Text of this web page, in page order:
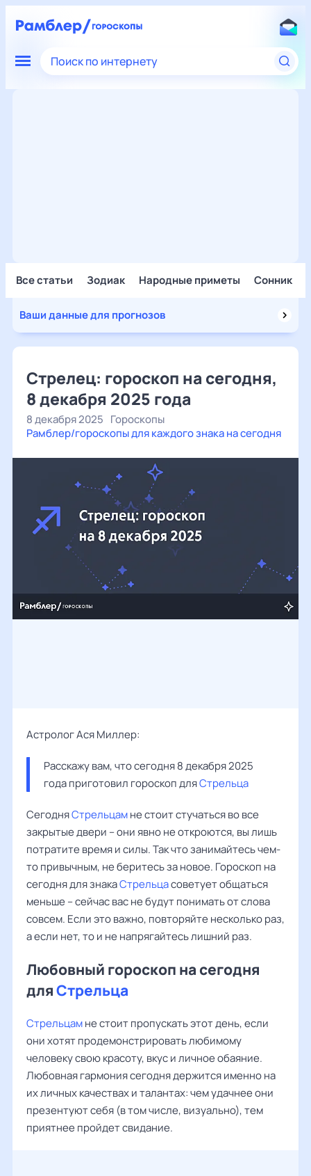
Поиск по интернету
Все статьи Зодиак Народные приметы Сонник
Ваши данные для прогнозов
Стрелец: гороскоп на сегодня,
8 декабря 2025 года
8 декабря 2025 Гороскопы
Рамблер/гороскопы для каждого знака на сегодня
Астролог Ася Миллер:
Расскажу вам, что сегодня 8 декабря 2025
года приготовил гороскоп для Стрельца
СегодняСтрельцамне стоит стучаться во все
закрытые двери – они явно не откроются, вы лишь
потратите время и силы. Так что занимайтесь чем-
то привычным, не беритесь за новое. Гороскоп на
сегодня для знакаСтрельцасоветует общаться
меньше – сейчас вас не будут понимать от слова
совсем. Если это важно, повторяйте несколько раз,
а если нет, то и не напрягайтесь лишний раз.
Любовный гороскоп на сегодня
дляСтрельца
Стрельцамне стоит пропускать этот день, если
они хотят продемонстрировать любимому
человеку свою красоту, вкус и личное обаяние.
Любовная гармония сегодня держится именно на
их личных качествах и талантах: чем удачнее они
презентуют себя (в том числе, визуально), тем
приятнее пройдет свидание.